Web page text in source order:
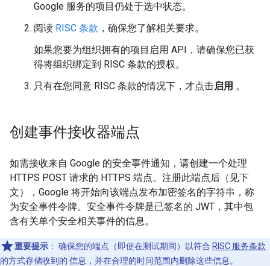
Google 服务的项目仍处于选中状态。
阅读 RISC 条款 ，确保您了解相关要求。
如果您要为组织拥有的项目启用 API，请确保您已获
得将组织绑定到 RISC 条款的授权。
只有在您同意 RISC 条款的情况下，才点击启用 。
创建事件接收器端点
如需接收来自 Google 的安全事件通知，请创建一个处理
HTTPS POST 请求的 HTTPS 端点。注册此端点后（见下
文），Google 将开始向该端点发布加密签名的字符串，称
为安全事件令牌。安全事件令牌是已签名的 JWT，其中包
含有关单个安全相关事件的信息。
重要提示 ： 确保您的端点（即使在测试期间）以符合 RISC 服务条款
的方式存储收到的 信息，并在合理的时间范围内删除这些信息。